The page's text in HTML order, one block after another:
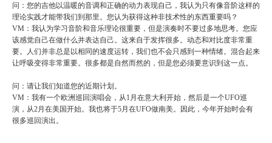
问：您的吉他以温暖的音调和正确的动力表现自己，我认为只有像音阶这样的
理论实践才能带我们到那里。您认为获得这种非技术性的东西重要吗？
VM：我认为学习音阶和音乐理论很重要，但是演奏时不要过多地思考。您应
该感觉自己在做什么并表达自己。这来自于发挥很多。动态和对比度非常重
要。人们并非总是以相同的速度运转，我们也不会只感到一种情绪。混合起来
让呼吸变得非常重要。很多都是自然而然的，但是您必须要意识到这一点。
问：请让我们知道您的近期计划。
VM：我有一个欧洲巡回演唱会，从1月在意大利开始，然后是一个UFO巡
演，从2月在美国开始。我也将于5月在UFO做南美。因此，今年开始时会有
很多巡回演出。